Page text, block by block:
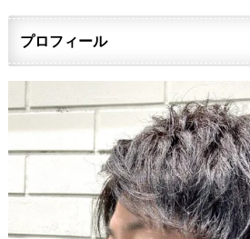
プロフィール